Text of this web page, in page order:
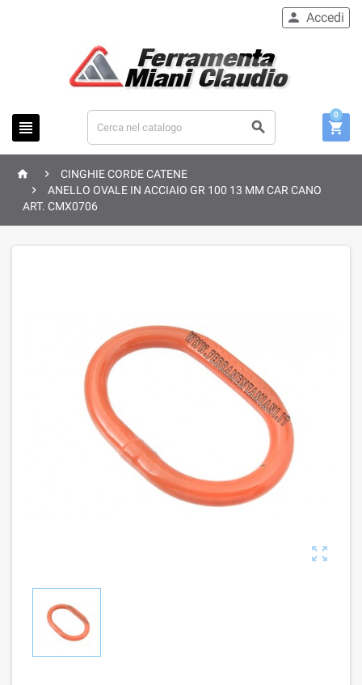
 
 Accedi

0
 
CINGHIE CORDE CATENE

ANELLO OVALE IN ACCIAIO GR 100 13 MM CAR CANO
ART. CMX0706
